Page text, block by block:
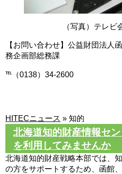
（写真）テレビ
【お問い合わせ】公益財団法
務企画部総務課
℡（0138）34-2600
HITECニュース »知的
北海道知的財産情報セ
を利用してみませんか
北海道知的財産戦略本部では、
の方をサポートするため、函館